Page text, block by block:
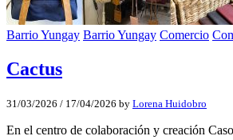
Barrio Yungay Barrio Yungay Comercio
Cactus
31/03/2026 / 17/04/2026 by Lorena Huidobro
En el centro de colaboración y creación